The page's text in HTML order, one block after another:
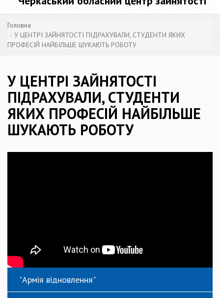
Головна
У ЦЕНТРІ ЗАЙНЯТОСТІ ПІДРАХУВАЛИ, СТУДЕНТИ ЯКИХ
ПРОФЕСІЙ НАЙБІЛЬШЕ ШУКАЮТЬ РОБОТУ
У ЦЕНТРІ ЗАЙНЯТОСТІ
ПІДРАХУВАЛИ, СТУДЕНТИ
ЯКИХ ПРОФЕСІЙ НАЙБІЛЬШЕ
ШУКАЮТЬ РОБОТУ
"Армія відновлення"